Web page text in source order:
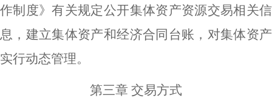
作制度》有关规定公开集体资产资源交易相关信
息，建立集体资产和经济合同台账，对集体资产
实行动态管理。
第三章 交易方式